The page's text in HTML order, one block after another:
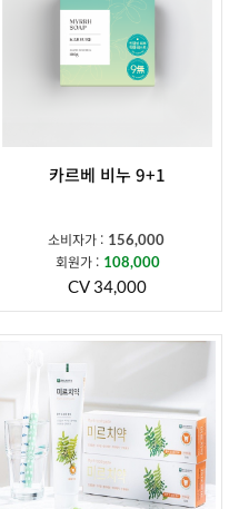
카르베 비누 9+1
소비자가 : 156,000
회원가 : 108,000
CV 34,000